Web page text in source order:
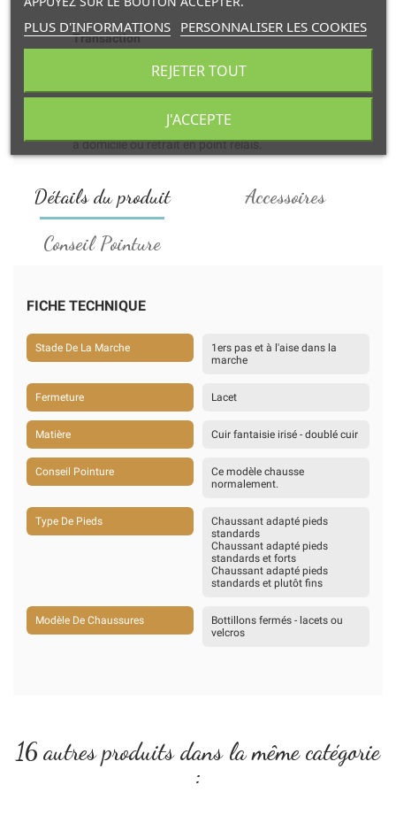
Transaction
et paiement en ligne 100% sécurisés.
à domicile ou retrait en point relais.
Détails du produit Accessoires
Conseil Pointure
FICHE TECHNIQUE
Stade De La Marche
1ers pas et à l'aise dans la
marche
Fermeture Lacet
Matière Cuir fantaisie irisé - doublé cuir
Conseil Pointure
Ce modèle chausse
normalement.
Type De Pieds
Chaussant adapté pieds
standards
Chaussant adapté pieds
standards et forts
Chaussant adapté pieds
standards et plutôt fins
Modèle De Chaussures
Bottillons fermés - lacets ou
velcros
16 autres produits dans la même catégorie
:
PLUS D'INFORMATIONS PERSONNALISER LES COOKIES
REJETER TOUT
J'ACCEPTE